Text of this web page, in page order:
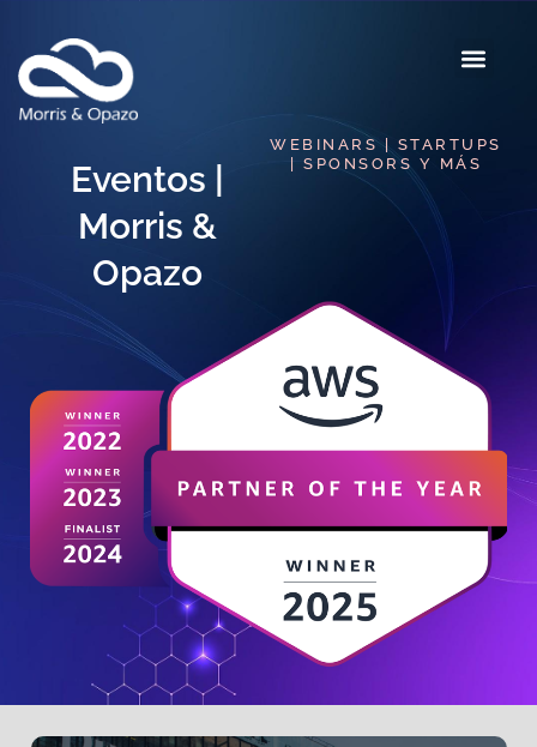
Eventos |
Morris &
Opazo​
WEBINARS | STARTUPS
| SPONSORS Y MÁS